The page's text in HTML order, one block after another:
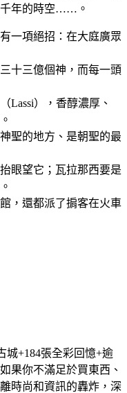
千年的時空……。
項絕招：在大庭廣眾
三億個神，而每一頭
），香醇濃厚、
的地方、是朝聖的最
望它；瓦拉那西要是
還都派了掮客在火車
+184張全彩回憶+逾
果你不滿足於買東西、
時尚和資訊的轟炸，深